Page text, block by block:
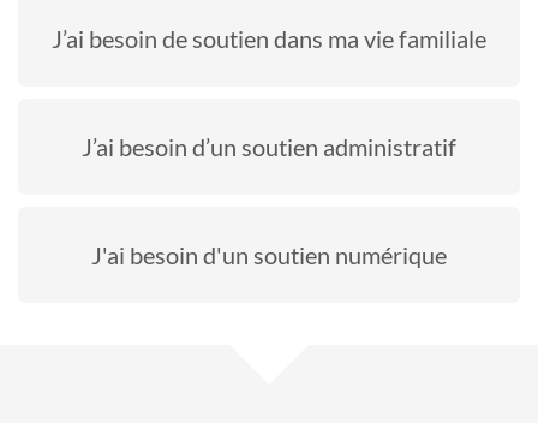
J’ai besoin de soutien dans ma vie familiale
J’ai besoin d’un soutien administratif
J'ai besoin d'un soutien numérique